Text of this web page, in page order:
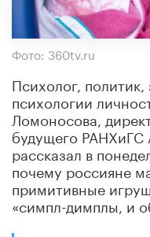
Фото: 360tv.ru
Психолог,
психологии
Ломоносова,
будущего РАНХиГС
рассказал в
почему россияне
примитивные
«симпл-димплы, и